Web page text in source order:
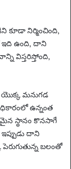
కూడా నిర్మించింది,
ఇది ఉంది, దాని
విస్తరిస్తోంది,
యొక్క మనుగడ
ఉన్నంత
స్థానం కొనసాగే
దాని
బలంతో